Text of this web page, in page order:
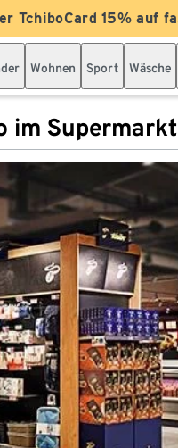
TchiboCard 15% auf
Wohnen Sport Wäsche
im